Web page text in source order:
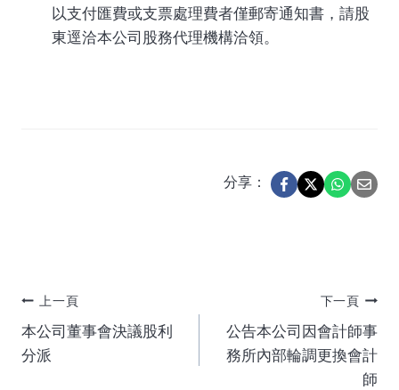
以支付匯費或支票處理費者僅郵寄通知書，請股
東逕洽本公司股務代理機構洽領。
分享：
文
章
上一頁
本公司董事會決議股利
分派
下一頁
公告本公司因會計師事
務所內部輪調更換會計
師